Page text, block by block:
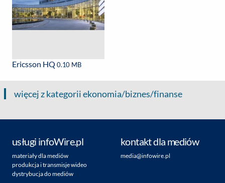
Ericsson HQ 0.10 MB
więcej z kategorii ekonomia/biznes/finanse
usługi infoWire.pl
materiały dla mediów
produkcja i transmisje wideo
dystrybucja do mediów
kontakt dla mediów
media@infowire.pl